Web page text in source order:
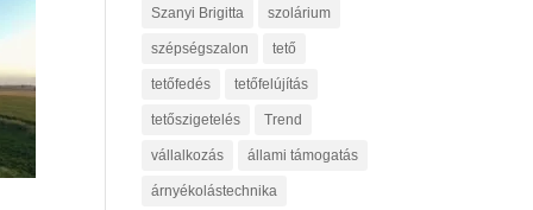
Szanyi Brigitta szolárium
szépségszalon tető
tetőfedés tetőfelújítás
tetőszigetelés Trend
vállalkozás állami támogatás
árnyékolástechnika